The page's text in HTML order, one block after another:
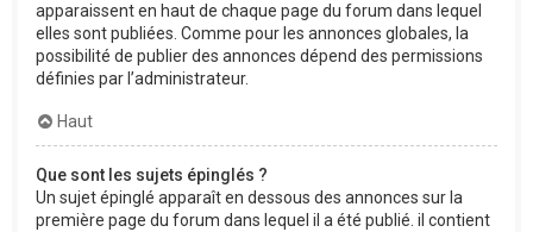
apparaissent en haut de chaque page du forum dans lequel
elles sont publiées. Comme pour les annonces globales, la
possibilité de publier des annonces dépend des permissions
définies par l’administrateur.
Haut
Que sont les sujets épinglés ?
Un sujet épinglé apparaît en dessous des annonces sur la
première page du forum dans lequel il a été publié. il contient